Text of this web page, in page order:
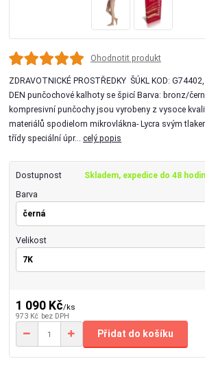
Ohodnotit produkt
ZDRAVOTNICKÉ PROSTŘEDKY ŠÚKL KOD:
DEN punčochové kalhoty se špicí Barva: bronz/
kompresivní punčochy jsou vyrobeny z vysoce
materiálů spodielom mikrovlákna- Lycra svým
třídy speciální úpr...celý popis
Dostupnost Skladem, expedice do 48 hodin
Barva
Velikost
1 090 Kč/ks
973 Kč bez DPH
Přidat do košíku